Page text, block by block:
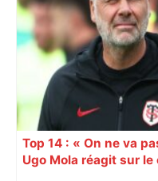
Toulouse, les
l'avenir de la librairie
Top 14 : « On ne va
Ugo Mola réagit sur